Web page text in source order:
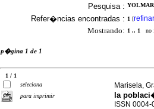
Pesquisa :
Refer�ncias encontradas : 1 [refinar
Mostrando: 1 .. 1 no
p�gina 1 de 1
1 / 1
seleciona
para imprimir
Marisela,
la
ISSN 0004-